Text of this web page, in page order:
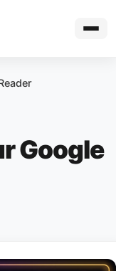
Google